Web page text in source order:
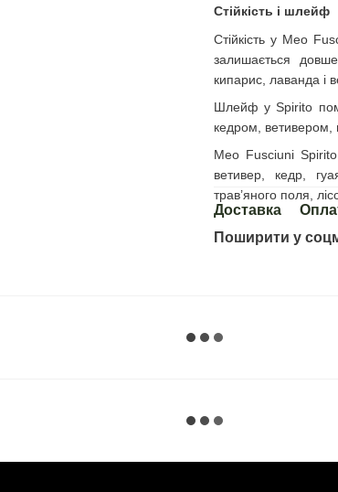
Стійкість і шлейф
Стійкість у Meo
залишається
кипарис, лаванда і
Шлейф у Spirito
кедром, ветивером,
Meo Fusciuni Spirito
ветивер, кедр,
трав’яного поля,
Доставка
Поширити у